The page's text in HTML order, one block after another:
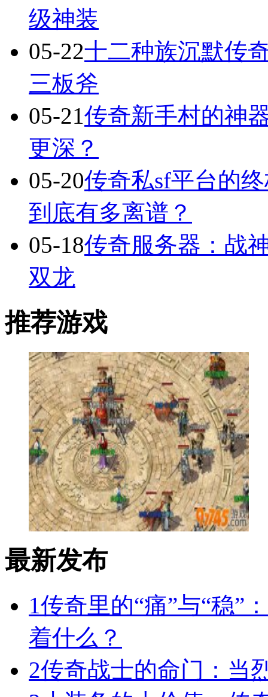
级神装
05-22十二种族沉默传
三板斧
05-21传奇新手村的神
更深？
05-20传奇私sf平台的
到底有多离谱？
05-18传奇服务器：战
双龙
推荐游戏
最新发布
1传奇里的“痛”与“稳”
着什么？
2传奇战士的命门：当